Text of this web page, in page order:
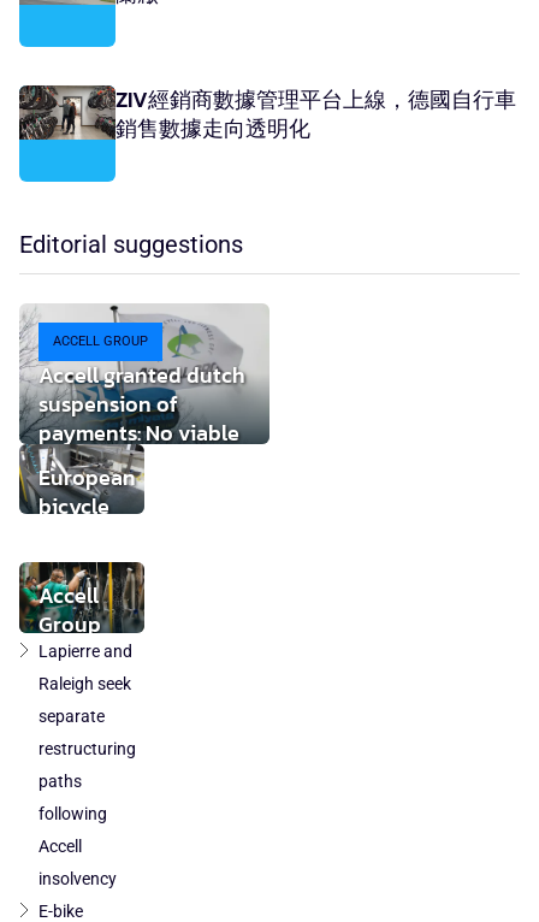
ZIV經銷商數據管理平台上線，德國自行車
銷售數據走向透明化
Editorial suggestions
ACCELL GROUP
Accell granted dutch
suspension of
payments: No viable
buyer found
European
bicycle
stabilises
while local
component
production
loses
ground
Accell
Group
takeover
by
DuTech
also
cleared
in
Poland
and
Austria
Lapierre and
Raleigh seek
separate
restructuring
paths
following
Accell
insolvency
E-bike